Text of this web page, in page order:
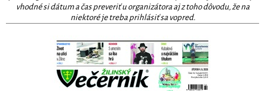
vhodné si dátum a čas preveriť u organizátora aj z toho dôvodu, že na
niektoré je treba prihlásiť sa vopred.